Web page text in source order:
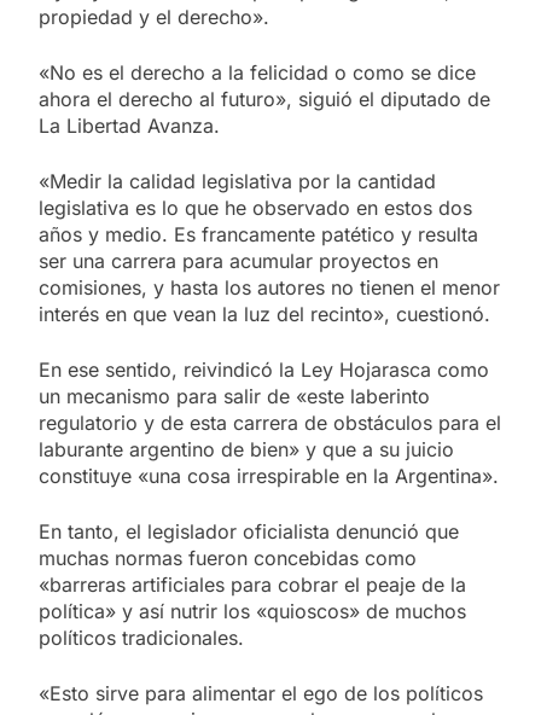
propiedad y el derecho».
«No es el derecho a la felicidad o como se dice
ahora el derecho al futuro», siguió el diputado de
La Libertad Avanza.
«Medir la calidad legislativa por la cantidad
legislativa es lo que he observado en estos dos
años y medio. Es francamente patético y resulta
ser una carrera para acumular proyectos en
comisiones, y hasta los autores no tienen el menor
interés en que vean la luz del recinto», cuestionó.
En ese sentido, reivindicó la Ley Hojarasca como
un mecanismo para salir de «este laberinto
regulatorio y de esta carrera de obstáculos para el
laburante argentino de bien» y que a su juicio
constituye «una cosa irrespirable en la Argentina».
En tanto, el legislador oficialista denunció que
muchas normas fueron concebidas como
«barreras artificiales para cobrar el peaje de la
política» y así nutrir los «quioscos» de muchos
políticos tradicionales.
«Esto sirve para alimentar el ego de los políticos